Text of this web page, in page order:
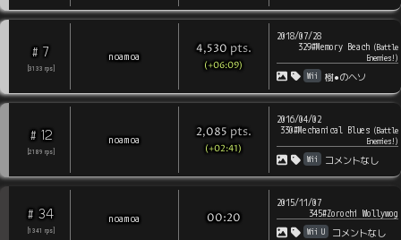
# 7
3133 rps
noamoa 4,530 pts.
(+06:09)
2018/07/28
329#Memory Beach(Battle
Enemies!)
Wii
樹●のヘソ
# 12
2189 rps
noamoa 2,085 pts.
(+02:41)
2016/04/02
330#Mechanical Blues(Battle
Enemies!)
Wii
コメントなし
# 34
1341 rps
noamoa 00:20
2015/11/07
345#Zorochi Wollywog
Wii U コメントなし